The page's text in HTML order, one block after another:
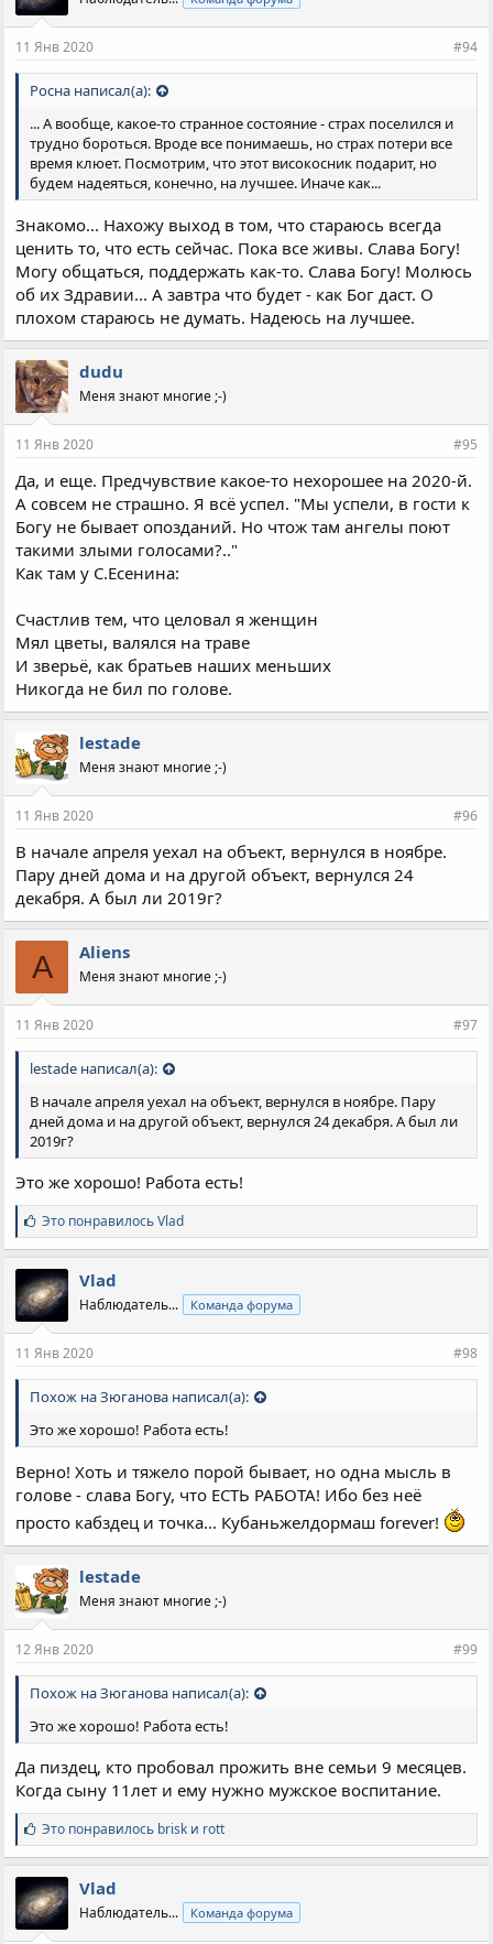
и
:
11 Янв 2020 #94
Росна написал(а):
... А вообще, какое-то странное состояние - страх поселился и
трудно бороться. Вроде все понимаешь, но страх потери все
время клюет. Посмотрим, что этот високосник подарит, но
будем надеяться, конечно, на лучшее. Иначе как...
Знакомо... Нахожу выход в том, что стараюсь всегда
ценить то, что есть сейчас. Пока все живы. Слава Богу!
Могу общаться, поддержать как-то. Слава Богу! Молюсь
об их Здравии... А завтра что будет - как Бог даст. О
плохом стараюсь не думать. Надеюсь на лучшее.
dudu
Меня знают многие ;-)
11 Янв 2020 #95
Да, и еще. Предчувствие какое-то нехорошее на 2020-й.
А совсем не страшно. Я всё успел. "Мы успели, в гости к
Богу не бывает опозданий. Но чтож там ангелы поют
такими злыми голосами?.."
Как там у С.Есенина:
Счастлив тем, что целовал я женщин
Мял цветы, валялся на траве
И зверьё, как братьев наших меньших
Никогда не бил по голове.
lestade
Меня знают многие ;-)
11 Янв 2020 #96
В начале апреля уехал на объект, вернулся в ноябре.
Пару дней дома и на другой объект, вернулся 24
декабря. А был ли 2019г?
A Aliens
Меня знают многие ;-)
11 Янв 2020 #97
lestade написал(а):
В начале апреля уехал на объект, вернулся в ноябре. Пару
дней дома и на другой объект, вернулся 24 декабря. А был ли
2019г?
Это же хорошо! Работа есть!
С
и
м
п
а
т
и
:
Это понравилосьVlad
Vlad
Наблюдатель... Команда форума
11 Янв 2020 #98
Похож на Зюганова написал(а):
Это же хорошо! Работа есть!
Верно! Хоть и тяжело порой бывает, но одна мысль в
голове - слава Богу, что ЕСТЬ РАБОТА! Ибо без неё
просто кабздец и точка... Кубаньжелдормаш forever!
lestade
Меня знают многие ;-)
12 Янв 2020 #99
Похож на Зюганова написал(а):
Это же хорошо! Работа есть!
Да пиздец, кто пробовал прожить вне семьи 9 месяцев.
Когда сыну 11лет и ему нужно мужское воспитание.
С
и
м
п
а
т
и
Это понравилось brisk и rott
Vlad
Наблюдатель... Команда форума